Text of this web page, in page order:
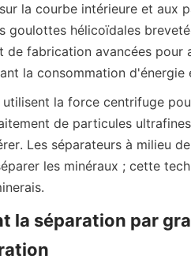
la courbe intérieure et aux
goulottes hélicoïdales
de fabrication avancées pour
utilisent la force centrifuge
de particules
Les séparateurs à milieu
les minéraux ; cette
la séparation par